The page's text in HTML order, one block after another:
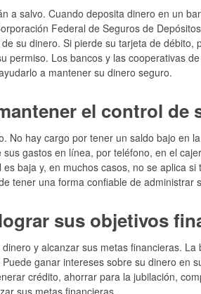
a salvo. Cuando deposita dinero en un
Federal de Seguros de
su dinero. Si pierde su tarjeta de débito,
Los bancos y las cooperativas
a mantener su dinero seguro.
el control de
No hay cargo por tener un saldo bajo en
gastos en línea, por teléfono, en el
baja y, en muchos casos, no se aplica si
tener una forma confiable de administrar
sus objetivos
y alcanzar sus metas financieras. La
ganar intereses sobre su dinero en
crédito, ahorrar para la jubilación,
sus metas financieras.